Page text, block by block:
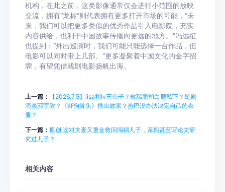
机构，在此之前，这类影像通常仅会进行小范围的放映
交流，拥有“龙标”则代表拥有更多打开市场的可能，“未
来，我们可以把更多类似的优秀作品引入电影院，充实
内容供给，也利于中国故事传播向更远的地方。”冯远征
也提到：“外出巡演时，我们可能只能选择一台作品，但
电影可以同时带上几部。”更多凝聚着中国文化的金字招
牌，有望凭借戏剧电影扬帆出海。
上一篇：
【2026.7.5】lisa和lv三公子？敖瑞鹏和白鹿私下？短剧
演员郭宇欣？《野狗骨头》播出效果？热巴没办法决定自己的衣
服？
下一篇： 原创 这对夫妻又重金救回闯祸儿子，亲妈甚至写论文研
究过儿子？
相关内容